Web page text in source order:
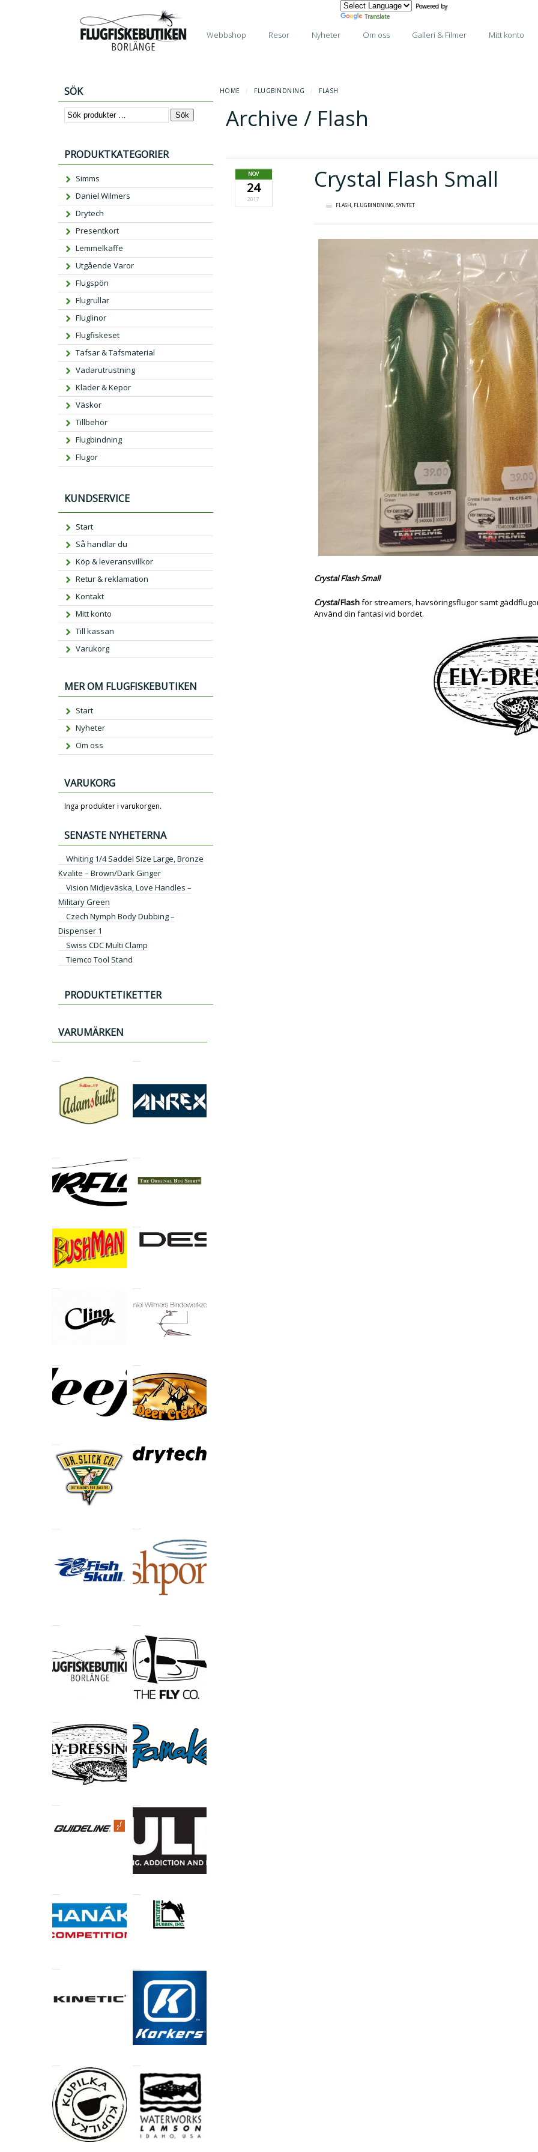
Powered by
Translate
Start Webbshop Resor Nyheter Om oss Galleri & Filmer Mitt konto
HOME / FLUGBINDNING / FLASH
Archive / Flash
NOV
24
2017
Crystal Flash Small
FLASH, FLUGBINDNING,SYNTET
Crystal Flash Small
CrystalFlashför streamers, havsöringsflugor samt
Använd din fantasi vid bordet.
SÖK
Sök
PRODUKTKATEGORIER
Simms
Daniel Wilmers
Drytech
Presentkort
Lemmelkaffe
Utgående Varor
Flugspön
Flugrullar
Fluglinor
Flugfiskeset
Tafsar & Tafsmaterial
Vadarutrustning
Kläder & Kepor
Väskor
Tillbehör
Flugbindning
Flugor
KUNDSERVICE
Start
Så handlar du
Köp & leveransvillkor
Retur & reklamation
Kontakt
Mitt konto
Till kassan
Varukorg
MER OM FLUGFISKEBUTIKEN
Start
Nyheter
Om oss
VARUKORG
Inga produkter i varukorgen.
SENASTE NYHETERNA
Whiting 1/4 Saddel Size Large, Bronze
Kvalite – Brown/Dark Ginger
Vision Midjeväska, Love Handles –
Military Green
Czech Nymph Body Dubbing –
Dispenser 1
Swiss CDC Multi Clamp
Tiemco Tool Stand
PRODUKTETIKETTER
VARUMÄRKEN